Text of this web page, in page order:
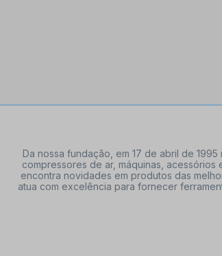
Da nossa fundação, em 17 de abril de
compressores de ar, máquinas,
encontra novidades em produtos das
atua com excelência para fornecer